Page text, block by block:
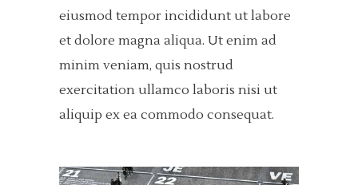
eiusmod tempor incididunt ut labore
et dolore magna aliqua. Ut enim ad
minim veniam, quis nostrud
exercitation ullamco laboris nisi ut
aliquip ex ea commodo consequat.